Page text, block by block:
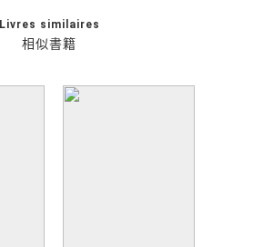
相似書籍
Livres similaires